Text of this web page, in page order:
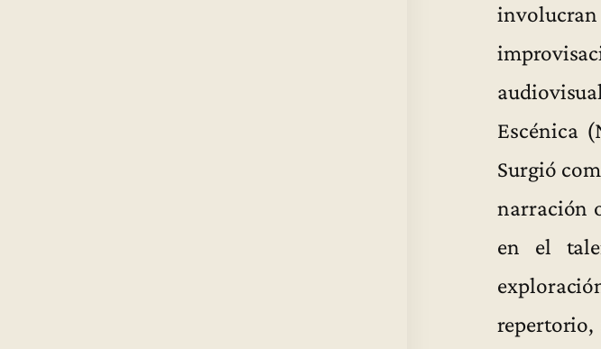
Escénica
Surgió
narración
en el
repertorio,